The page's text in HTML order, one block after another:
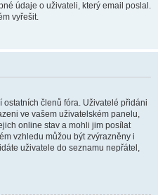
údaje o uživateli, který email poslal.
vyřešit.
ostatních členů fóra. Uživatelé přidáni
ve vašem uživatelském panelu,
online stav a mohli jim posílat
vzhledu můžou být zvýrazněny i
uživatele do seznamu nepřátel,